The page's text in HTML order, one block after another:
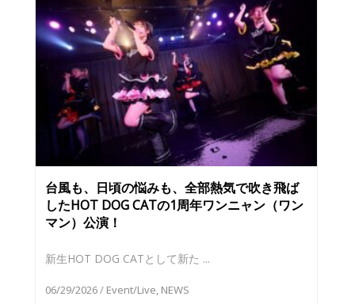
台風も、日頃の悩みも、全部熱気で吹き飛ば
したHOT DOG CATの1周年ワンニャン（ワン
マン）公演！
新生HOT DOG CATとして新た ...
06/29/2026/ Event/Live, NEWS